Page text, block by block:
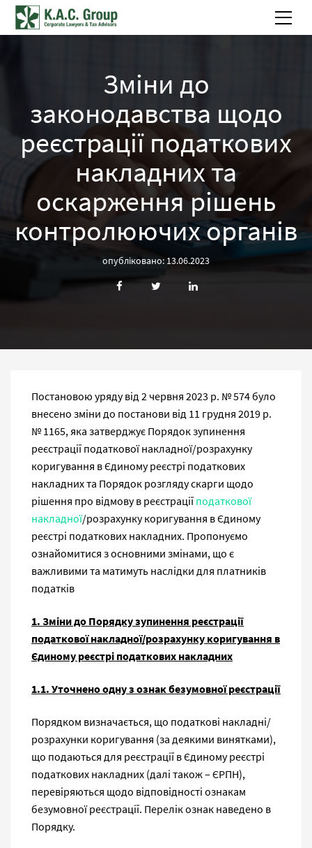
Зміни до
законодавства щодо
реєстрації податкових
накладних та
оскарження рішень
контролюючих органів
опубліковано: 13.06.2023
Постановою уряду від 2 червня 2023 р. № 574 було
внесено зміни до постанови від 11 грудня 2019 р.
№ 1165, яка затверджує Порядок зупинення
реєстрації податкової накладної/розрахунку
коригування в Єдиному реєстрі податкових
накладних та Порядок розгляду скарги щодо
рішення про відмову в реєстрації податкової
накладної/розрахунку коригування в Єдиному
реєстрі податкових накладних. Пропонуємо
ознайомитися з основними змінами, що є
важливими та матимуть наслідки для платників
податків
1. Зміни до Порядку зупинення реєстрації
податкової накладної/розрахунку коригування в
Єдиному реєстрі податкових накладних
1.1. Уточнено одну з ознак безумовної реєстрації
Порядком визначається, що податкові накладні/
розрахунки коригування (за деякими винятками),
що подаються для реєстрації в Єдиному реєстрі
податкових накладних (далі також – ЄРПН),
перевіряються щодо відповідності ознакам
безумовної реєстрації. Перелік ознак наведено в
Порядку.